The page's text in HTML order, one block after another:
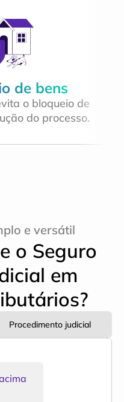
de bens
o bloqueio de
do processo.
e versátil
o Seguro
em
Procedimento judicial